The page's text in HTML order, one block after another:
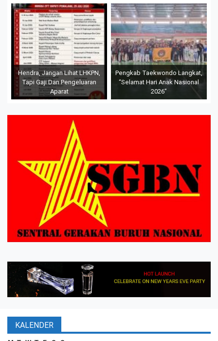
Hendra, Jangan Lihat LHKPN,
Tapi Gaji Dan Pengeluaran
Aparat
Pengkab Taekwondo Langkat,
“Selamat Hari Anak Nasional
2026”
KALENDER